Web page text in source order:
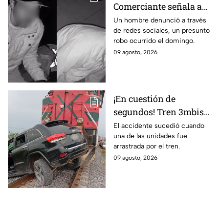
Comerciante señala a
dos hombres de un
presunto robo a un
negocio en León
Un hombre denunció a través
de redes sociales, un presunto
robo ocurrido el domingo.
09 agosto, 2026
¡En cuestión de
segundos! Tren 3mbiste
una camioneta en
Guanajuato; este fue el
saldo de las víct1mas
El accidente sucedió cuando
una de las unidades fue
arrastrada por el tren.
09 agosto, 2026